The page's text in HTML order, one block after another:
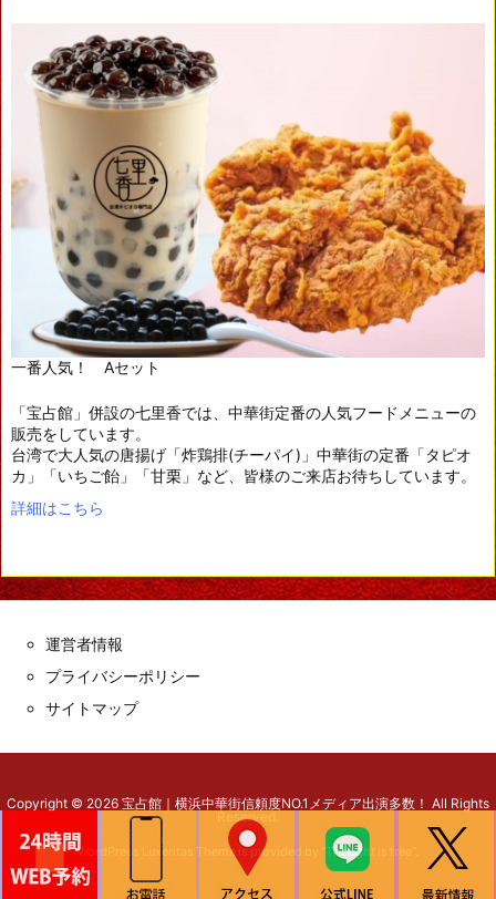
一番人気！ Aセット
「宝占館」併設の七里香では、中華街定番の人気フードメニューの
販売をしています。
台湾で大人気の唐揚げ「炸鶏排(チーパイ)」中華街の定番「タピオ
カ」「いちご飴」「甘栗」など、皆様のご来店お待ちしています。
詳細はこちら
運営者情報
プライバシーポリシー
サイトマップ
Copyright © 2026 宝占館｜横浜中華街信頼度NO.1メディア出演多数！ All Rights
Reserved.
WordPress Luxeritas Theme is provided by " Thought is free